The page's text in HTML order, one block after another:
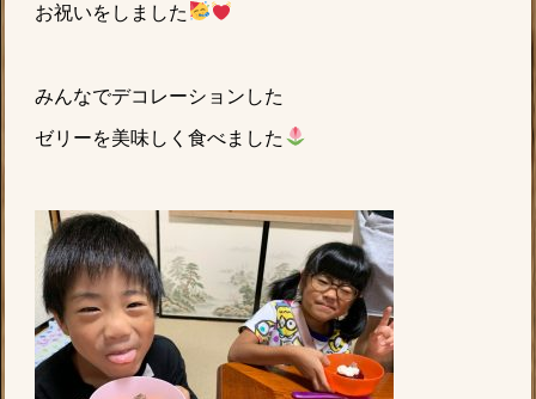
お祝いをしました
みんなでデコレーションした
ゼリーを美味しく食べました